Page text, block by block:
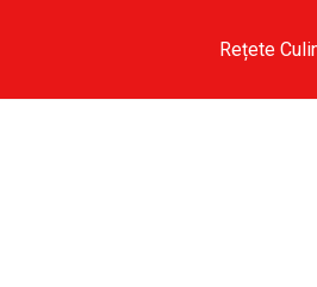
Rețete